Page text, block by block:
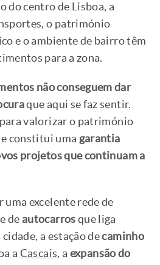
do centro de Lisboa, a
o património
e o ambiente de bairro têm
para a zona.
não conseguem dar
que aqui se faz sentir.
valorizar o património
constitui uma garantia
projetos que continuam a
excelente rede de
de autocarros que liga
a estação decaminho
a Cascais, a expansão do